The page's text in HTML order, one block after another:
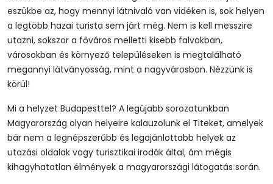
eszükbe az, hogy mennyi látnivaló van vidéken is, sok helyen
a legtöbb hazai turista sem járt még. Nem is kell messzire
utazni, sokszor a főváros melletti kisebb falvakban,
városokban és környező településeken is megtalálható
megannyi látványosság, mint a nagyvárosban. Nézzünk is
körül!
Mi a helyzet Budapesttel? A legújabb sorozatunkban
Magyarország olyan helyeire kalauzolunk el Titeket, amelyek
bár nem a legnépszerűbb és legajánlottabb helyek az
utazási oldalak vagy turisztikai irodák által, ám mégis
kihagyhatatlan élmények a magyarországi látogatás során.